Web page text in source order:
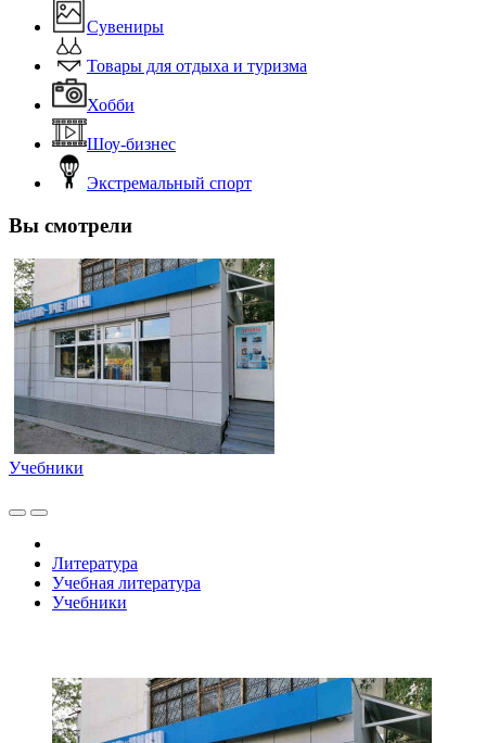
Сувениры
Товары для отдыха и туризма
Хобби
Шоу-бизнес
Экстремальный спорт
Вы смотрели
Учебники
Литература
Учебная литература
Учебники